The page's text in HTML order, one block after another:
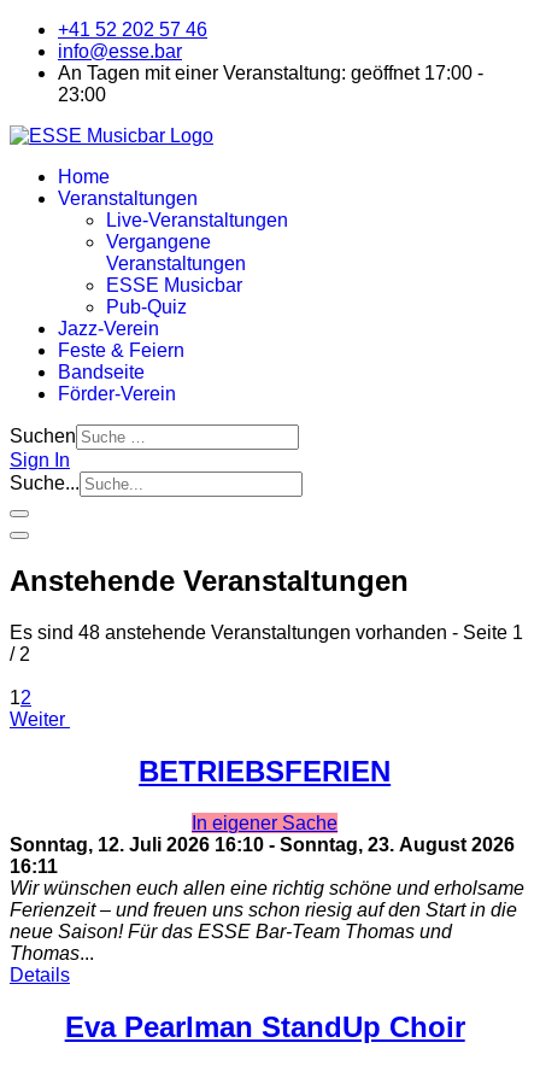
+41 52 202 57 46
info@esse.bar
An Tagen mit einer Veranstaltung: geöffnet 17:00 -
23:00
Home
Veranstaltungen
Live-Veranstaltungen
Vergangene
Veranstaltungen
ESSE Musicbar
Pub-Quiz
Jazz-Verein
Feste & Feiern
Bandseite
Förder-Verein
Suchen
Sign In
Suche...
Anstehende Veranstaltungen
Es sind 48 anstehende Veranstaltungen vorhanden - Seite 1
/ 2
12
Weiter
BETRIEBSFERIEN
In eigener Sache
Sonntag, 12. Juli 2026 16:10 - Sonntag, 23. August 2026
16:11
Wir wünschen euch allen eine richtig schöne und erholsame
Ferienzeit – und freuen uns schon riesig auf den Start in die
neue Saison! Für das ESSE Bar-Team Thomas und
Thomas...
Details
Eva Pearlman StandUp Choir